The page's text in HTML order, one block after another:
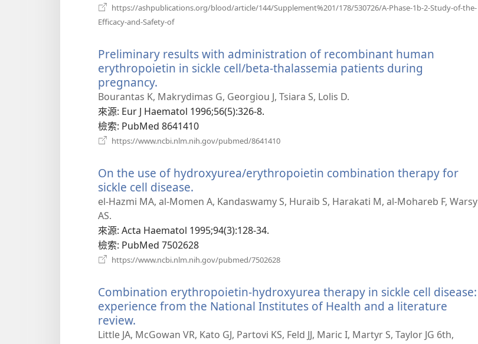
https://ashpublications.org/blood/article/144/Supplement%201/178/530726/A-Phase-1b-2-Study-of-the-
Efficacy-and-Safety-of（開
視
窗）
Preliminary results with administration of recombinant human
erythropoietin in sickle cell/beta-thalassemia patients during
pregnancy.
啟
新
視
窗）
Bourantas K, Makrydimas G, Georgiou J, Tsiara S, Lolis D.
來源‎: Eur J Haematol 1996;56(5):326-8.
檢索‎: PubMed 8641410
https://www.ncbi.nlm.nih.gov/pubmed/8641410
視
窗）
On the use of hydroxyurea/erythropoietin combination therapy for
sickle cell disease.
啟
視
窗）
el-Hazmi MA, al-Momen A, Kandaswamy S, Huraib S, Harakati M, al-Mohareb F, Warsy
AS.
來源‎: Acta Haematol 1995;94(3):128-34.
檢索‎: PubMed 7502628
https://www.ncbi.nlm.nih.gov/pubmed/7502628
視
窗）
Combination erythropoietin-hydroxyurea therapy in sickle cell disease:
experience from the National Institutes of Health and a literature
review.
啟
Little JA, McGowan VR, Kato GJ, Partovi KS, Feld JJ, Maric I, Martyr S, Taylor JG 6th,